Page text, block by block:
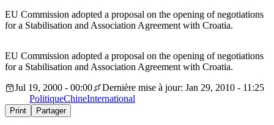
EU Commission adopted a proposal on the opening of negotiations
for a Stabilisation and Association Agreement with Croatia.
EU Commission adopted a proposal on the opening of negotiations
for a Stabilisation and Association Agreement with Croatia.
Jul 19, 2000 - 00:00
Dernière mise à jour: Jan 29, 2010 - 11:25
PolitiqueChineInternational
Print Partager